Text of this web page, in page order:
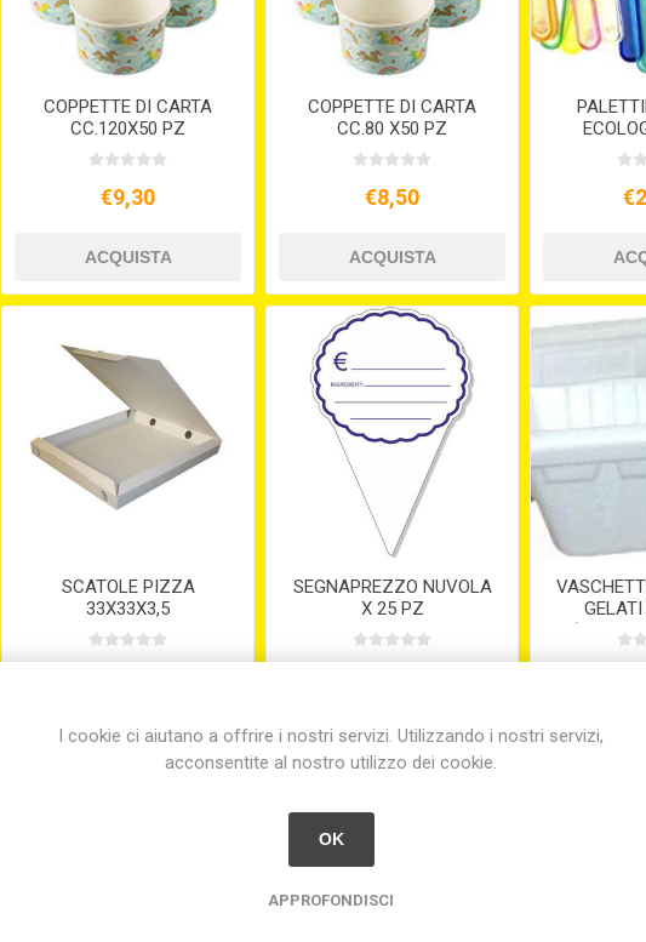
COPPETTE DI CARTA
CC.120X50 PZ
€9,30
COPPETTE DI CARTA
CC.80 X50 PZ
€8,50
SCATOLE PIZZA
33X33X3,5
SEGNAPREZZO NUVOLA
X 25 PZ
GELATI
I cookie ci aiutano a offrire i nostri servizi. Utilizzando i nostri servizi,
acconsentite al nostro utilizzo dei cookie.
OK
APPROFONDISCI